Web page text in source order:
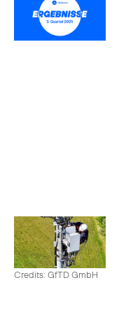
Credits: GfTD GmbH